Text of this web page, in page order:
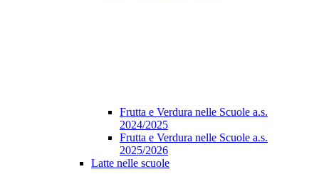
Frutta e Verdura nelle Scuole a.s.
2024/2025
Frutta e Verdura nelle Scuole a.s.
2025/2026
Latte nelle scuole